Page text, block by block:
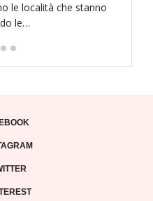
le località che stanno
le…